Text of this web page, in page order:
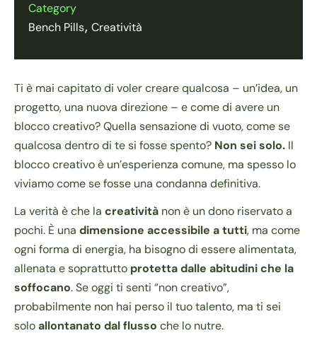
Category
Bench Pills Creatività
Ti è mai capitato di voler creare qualcosa – un’idea, un
progetto, una nuova direzione – e come di avere un
blocco creativo? Quella sensazione di vuoto, come se
qualcosa dentro di te si fosse spento? Non sei solo. Il
blocco creativo è un’esperienza comune, ma spesso lo
viviamo come se fosse una condanna definitiva.
La verità è che la creatività non è un dono riservato a
pochi. È una dimensione accessibile a tutti, ma come
ogni forma di energia, ha bisogno di essere alimentata,
allenata e soprattutto protetta dalle abitudini che la
soffocano. Se oggi ti senti “non creativo”,
probabilmente non hai perso il tuo talento, ma ti sei
soloallontanato dal flusso che lo nutre.